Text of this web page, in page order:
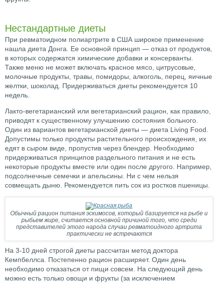
Нестандартные диеты
При ревматоидном полиартрите в США широкое применение
нашла диета Донга. Ее основной принцип — отказ от продуктов,
в которых содержатся химические добавки и консерванты.
Также меню не может включать красное мясо, цитрусовые,
молочные продукты, травы, помидоры, алкоголь, перец, яичные
желтки, шоколад. Придерживаться диеты рекомендуется 10
недель.
Лакто-вегетарианский или вегетарианский рацион, как правило,
приводят к существенному улучшению состояния больного.
Один из вариантов вегетарианской диеты — диета Living Food.
Допустимы только продукты растительного происхождения, их
едят в сыром виде, пропустив через блендер. Необходимо
придерживаться принципов раздельного питания и не есть
некоторые продукты вместе или один после другого. Например,
подсолнечные семечки и апельсины. Ни с чем нельзя
совмещать дыню. Рекомендуется пить сок из ростков пшеницы.
Обычный рацион питания эскимосов, который базируется на рыбе и
рыбьем жире, считается основной причиной того, что среди
представителей этого народа случаи ревматоидного артрита
практически не встречаются
На 3-10 дней строгой диеты рассчитан метод доктора
Кемпбеллса. Постепенно рацион расширяет. Один день
необходимо отказаться от пищи совсем. На следующий день
можно есть только овощи и фрукты (за исключением